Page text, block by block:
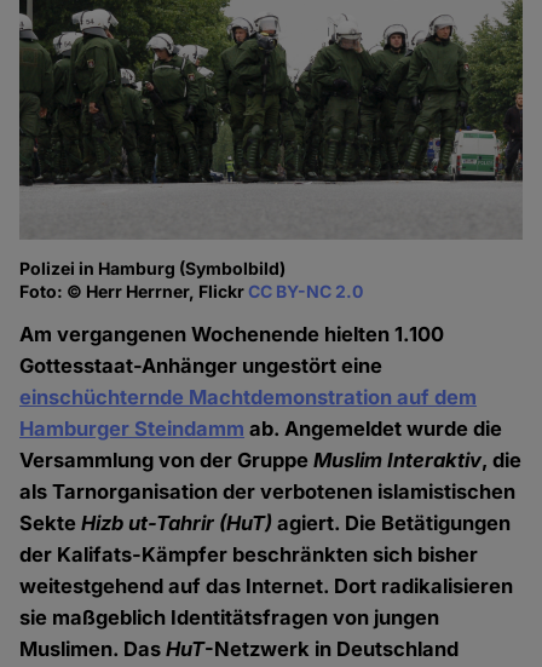
Polizei in Hamburg (Symbolbild)
Foto: © Herr Herrner, FlickrCC BY-NC 2.0
Am vergangenen Wochenende hielten 1.100
Gottesstaat-Anhänger ungestört eine
einschüchternde Machtdemonstration auf dem
Hamburger Steindamm ab. Angemeldet wurde die
Versammlung von der GruppeMuslim Interaktiv, die
als Tarnorganisation der verbotenen islamistischen
SekteHizb ut-Tahrir (HuT) agiert. Die Betätigungen
der Kalifats-Kämpfer beschränkten sich bisher
weitestgehend auf das Internet. Dort radikalisieren
sie maßgeblich Identitätsfragen von jungen
Muslimen. DasHuT-Netzwerk in Deutschland